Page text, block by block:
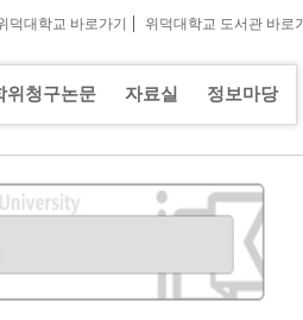
덕대학교 바로가기 | 위덕대학교 도서관 바로
위청구논문 자료실 정보마당